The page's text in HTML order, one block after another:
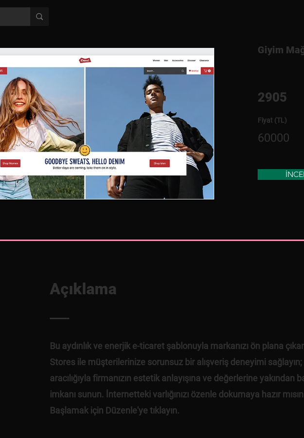
Giyim
2905
Fiyat (TL)
60000
Açıklama
Bu aydınlık ve enerjik e-ticaret şablonuyla markanızı ön plana
Stores ile müşterilerinize sorunsuz bir alışveriş deneyimi sağlayın;
aracılığıyla firmanızın estetik anlayışına ve değerlerine yakından
imkanı sunun. İnternetteki varlığınızı özenle dokumaya hazır
Başlamak için Düzenle'ye tıklayın.